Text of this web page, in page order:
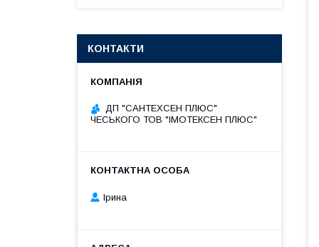
КОНТАКТИ
ДП "САНТЕХСЕН ПЛЮС"
ЧЕСЬКОГО ТОВ "ІМОТЕКСЕН ПЛЮС"
Ірина